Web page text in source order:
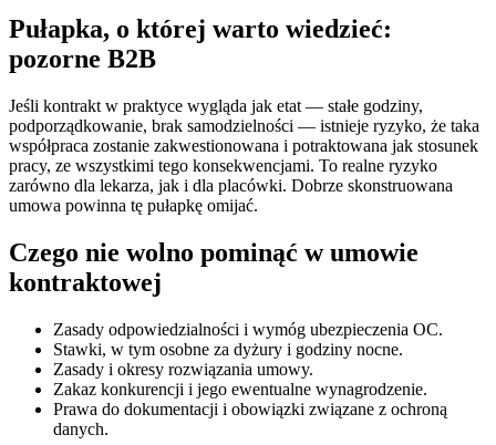
Pułapka, o której warto wiedzieć:
pozorne B2B
Jeśli kontrakt w praktyce wygląda jak etat — stałe godziny,
podporządkowanie, brak samodzielności — istnieje ryzyko, że taka
współpraca zostanie zakwestionowana i potraktowana jak stosunek
pracy, ze wszystkimi tego konsekwencjami. To realne ryzyko
zarówno dla lekarza, jak i dla placówki. Dobrze skonstruowana
umowa powinna tę pułapkę omijać.
Czego nie wolno pominąć w umowie
kontraktowej
Zasady odpowiedzialności i wymóg ubezpieczenia OC.
Stawki, w tym osobne za dyżury i godziny nocne.
Zasady i okresy rozwiązania umowy.
Zakaz konkurencji i jego ewentualne wynagrodzenie.
Prawa do dokumentacji i obowiązki związane z ochroną
danych.